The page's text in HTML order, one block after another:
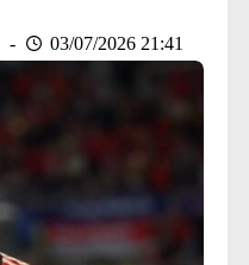
03/07/2026 21:41